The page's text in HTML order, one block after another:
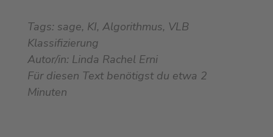
Tags: sage, KI, Algorithmus, VLB
Klassifizierung
Autor/in: Linda Rachel Erni
Für diesen Text benötigst du etwa 2
Minuten